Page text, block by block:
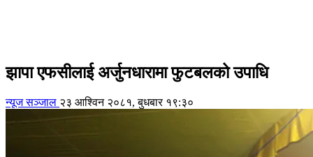
झापा एफसीलाई अर्जुनधारामा फुटबलको उपाधि
न्यूज सञ्जाल २३ आश्विन २०८१, बुधबार १९:३०